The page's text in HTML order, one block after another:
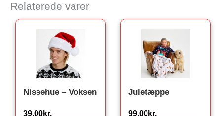
Relaterede varer
Nissehue – Voksen
39.00kr.
Juletæppe
Den oprindelige pris
99.00kr.
Den aktuelle